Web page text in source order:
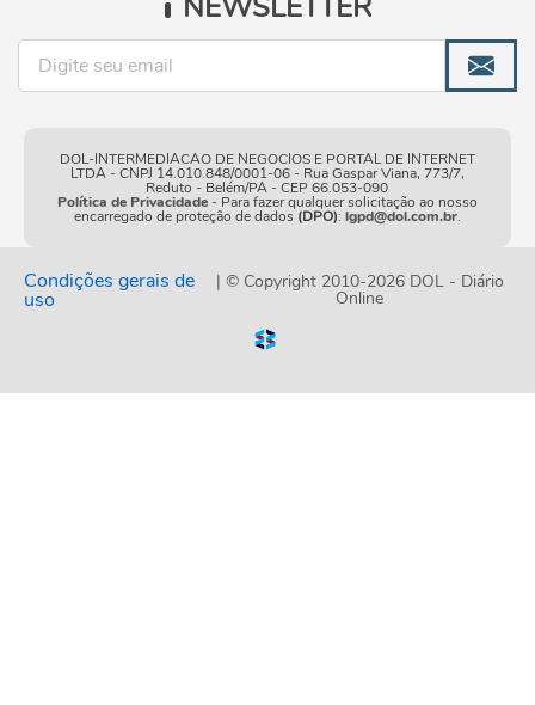
NEWSLETTER
DOL-INTERMEDIACAO DE NEGOCIOS E PORTAL DE INTERNET
LTDA - CNPJ 14.010.848/0001-06 - Rua Gaspar Viana, 773/7,
Reduto - Belém/PA - CEP 66.053-090
Política de Privacidade- Para fazer qualquer solicitação ao nosso
encarregado de proteção de dados (DPO): lgpd@dol.com.br.
Condições gerais de
uso
| © Copyright 2010-2026 DOL - Diário
Online